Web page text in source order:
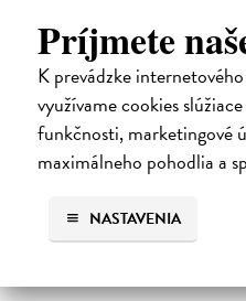
Príjmete
K prevádzke
využívame cookies
funkčnosti, marketingové
maximálneho pohodlia a
NASTAVENIA
Sedem písmen v
Hlušíková Marta| Kniha
Dovolenka na Kréte je niekedy
Anabela pri mori spoznávajú
usušenú jaštericu, zaujmú ich
zahrabaní…
Na sklade ?
14,20 €
14,95 €